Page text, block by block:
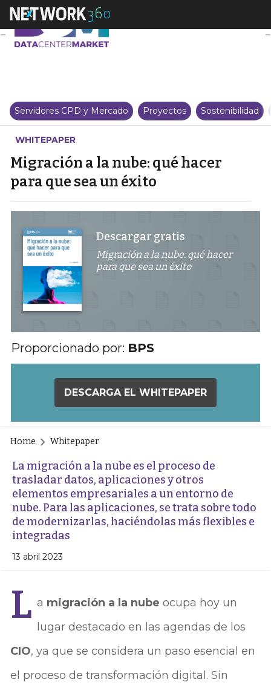
Migración a la nube: qué hacer
Servidores CPD y Mercado Proyectos Sostenibilidad
WHITEPAPER
Migración a la nube: qué hacer
para que sea un éxito
Descargar gratis
Migración a la nube: qué hacer
para que sea un éxito
Proporcionado por: BPS
DESCARGA EL WHITEPAPER
Home Whitepaper
La migración a la nube es el proceso de
trasladar datos, aplicaciones y otros
elementos empresariales a un entorno de
nube. Para las aplicaciones, se trata sobre todo
de modernizarlas, haciéndolas más flexibles e
integradas
13 abril 2023
L a migración a la nube ocupa hoy un
lugar destacado en las agendas de los
CIO, ya que se considera un paso esencial en
el proceso de transformación digital. Sin